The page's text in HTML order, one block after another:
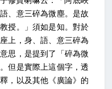
、意三碎為微塵。是故
授。」須如是知。對於
上，身、語、意三碎為
思，是提到了「碎為微
但是實際上這個字，透
，以及其他《廣論》的